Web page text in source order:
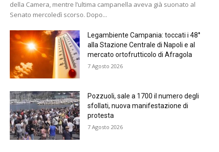
della Camera, mentre l’ultima campanella aveva già suonato al
Senato mercoledì scorso. Dopo...
Legambiente Campania: toccati i 48°
alla Stazione Centrale di Napoli e al
mercato ortofrutticolo di Afragola
7 Agosto 2026
Pozzuoli, sale a 1700 il numero degli
sfollati, nuova manifestazione di
protesta
7 Agosto 2026